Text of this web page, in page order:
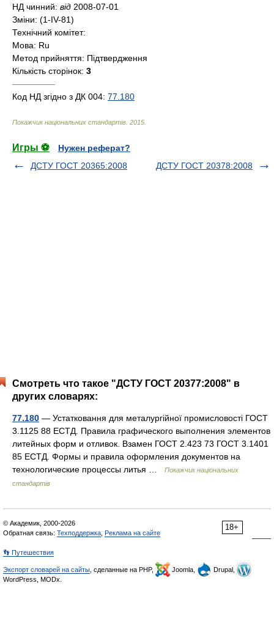
НД чинний: від 2008-07-01
Зміни: (1-IV-81)
Технічний комітет:
Мова: Ru
Метод прийняття: Підтвердження
Кількість сторінок: 3
—————
Код НД згідно з ДК 004: 77.180
Покажчик національних стандартів 2015
Игры ⚽
Нужен реферат?
ДСТУ ГОСТ 20365:2008
ДСТУ ГОСТ 20378:2008
Смотреть что такое "ДСТУ ГОСТ 20377:2008" в
других словарях:
77.180 — Устатковання для металургійної промисловості ГОСТ
3.1125 88 ЕСТД. Правила графического выполнения элементов
литейных форм и отливок. Взамен ГОСТ 2.423 73 ГОСТ 3.1401
85 ЕСТД. Формы и правила оформления документов на
технологические процессы литья …
Покажчик національних
стандартів
18+
© Академик, 2000-2026
Обратная связь: Техподдержка Реклама на сайте
👣 Путешествия
Экспорт словарей на сайты , сделанные на PHP, Joomla,
Drupal,
WordPress, MODx.